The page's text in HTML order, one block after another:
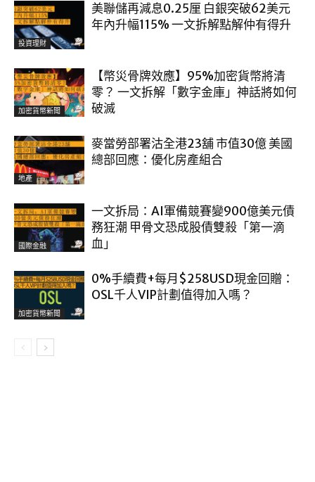
投資理財
美聯儲再減息0.25厘 白銀突破62美元
年內升幅115% 一文拆解點解仲有得升
加密貨幣新聞
【幣災骨牌效應】95%加密貨幣將清
零？ 一文拆解「數字金庫」神話將如何
破滅
地產
麥當勞部署沽全港23舖 市值30億 美國
總部回應：優化房產組合
國際金融
一文拆局：AI軍備競賽變900億美元債
務狂潮 甲骨文恐成股債雙殺「第一滴
血」
加密貨幣新聞
0%手續費+每月$258USD現金回贈：
OSL千人VIP計劃值得加入嗎？